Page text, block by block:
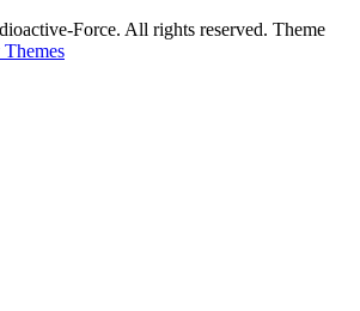
Force. All rights reserved. Theme